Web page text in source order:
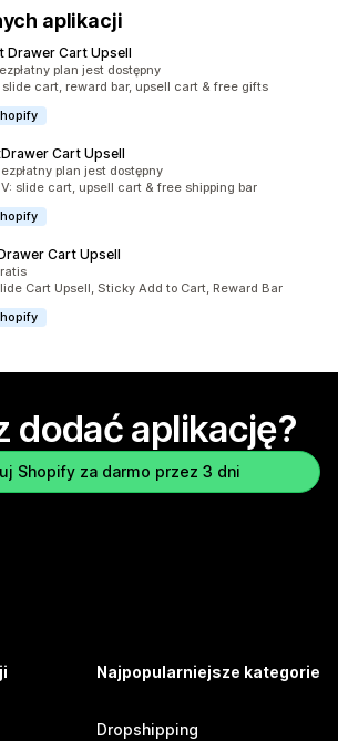
aplikacji
Cart Upsell
recenzji: 848plan jest dostępny
slide cart, reward bar, upsell cart & free gifts
Cart Upsell
1131
plan jest dostępny
slide cart, upsell cart & free shipping bar
Cart Upsell
802
Cart Upsell, Sticky Add to Cart, Reward Bar
dodać aplikację?
Shopify za darmo przez 3 dni
Najpopularniejsze kategorie
Dropshipping